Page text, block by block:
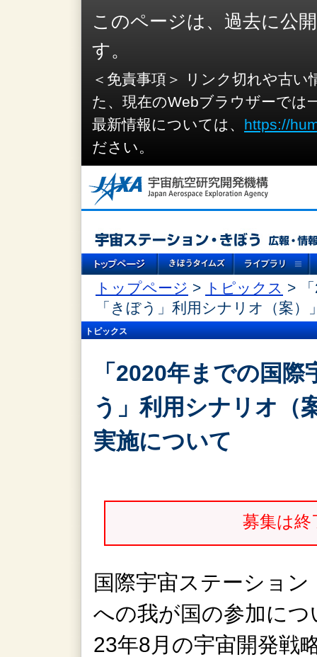
このページは、過去に公
す。
＜免責事項＞ リンク切れや古
た、現在のWebブラウザーでは
最新情報については、 https://
ださい。
トップページ > トピックス >
「きぼう」利用シナリオ（案
トピックス
「2020年までの国
う」利用シナリオ（
実施について
募集は
国際宇宙ステーション
への我が国の参加につ
23年8月の宇宙開発戦